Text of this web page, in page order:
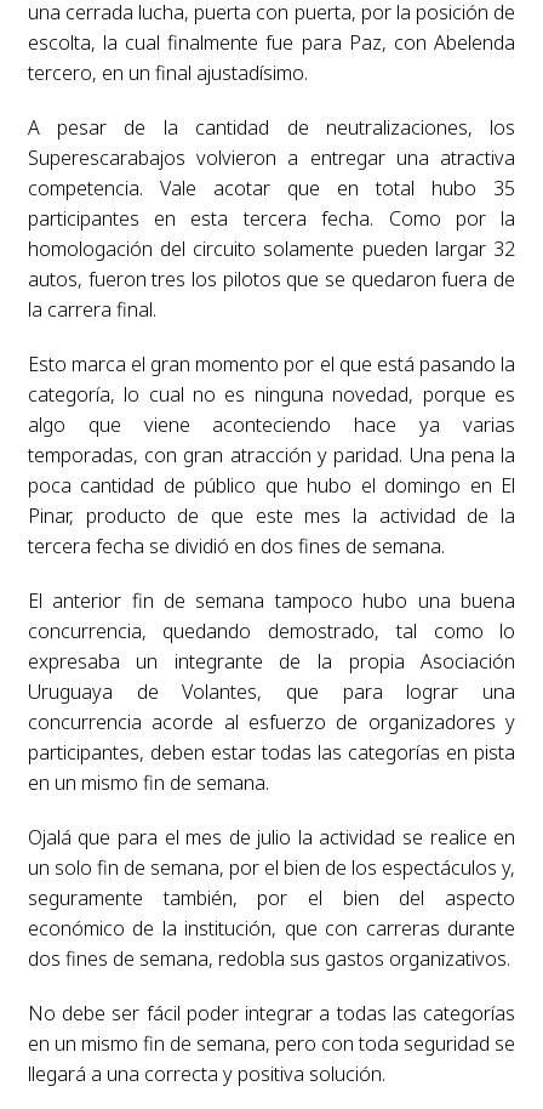
una cerrada lucha, puerta con puerta, por la posición de
escolta, la cual finalmente fue para Paz, con Abelenda
tercero, en un final ajustadísimo.
A pesar de la cantidad de neutralizaciones, los
Superescarabajos volvieron a entregar una atractiva
competencia. Vale acotar que en total hubo 35
participantes en esta tercera fecha. Como por la
homologación del circuito solamente pueden largar 32
autos, fueron tres los pilotos que se quedaron fuera de
la carrera final.
Esto marca el gran momento por el que está pasando la
categoría, lo cual no es ninguna novedad, porque es
algo que viene aconteciendo hace ya varias
temporadas, con gran atracción y paridad. Una pena la
poca cantidad de público que hubo el domingo en El
Pinar, producto de que este mes la actividad de la
tercera fecha se dividió en dos fines de semana.
El anterior fin de semana tampoco hubo una buena
concurrencia, quedando demostrado, tal como lo
expresaba un integrante de la propia Asociación
Uruguaya de Volantes, que para lograr una
concurrencia acorde al esfuerzo de organizadores y
participantes, deben estar todas las categorías en pista
en un mismo fin de semana.
Ojalá que para el mes de julio la actividad se realice en
un solo fin de semana, por el bien de los espectáculos y,
seguramente también, por el bien del aspecto
económico de la institución, que con carreras durante
dos fines de semana, redobla sus gastos organizativos.
No debe ser fácil poder integrar a todas las categorías
en un mismo fin de semana, pero con toda seguridad se
llegará a una correcta y positiva solución.